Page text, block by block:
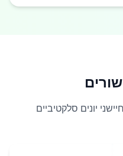
יונים סלקטיביים